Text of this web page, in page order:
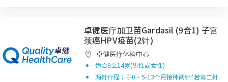
卓健医疗加卫苗Gardasil (9合1) 子宫
颈癌HPV疫苗(2针)
卓健医疗体检中心
适合9至14岁(男性或女性)
两针疗程；于0、5-13个月接种两针*若第二针